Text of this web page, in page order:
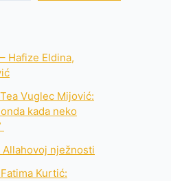
Hafize Eldina,
Vuglec Mijović:
kada neko
Allahovoj nježnosti
Kurtić: